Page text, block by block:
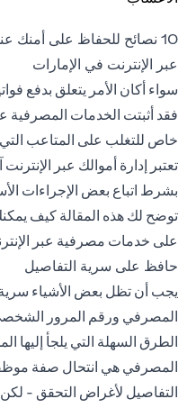
10 نصائح للحفاظ على
عبر الإنترنت في الإمارات
سواء أكان الأمر يتعلق بدفع
فقد أثبتت الخدمات المصرفية
خاص للتغلب على المتاعب
تعتبر إدارة أموالك عبر
بشرط اتباع بعض الإجراءات
توضح لك هذه المقالة كيف
على خدمات مصرفية عبر
حافظ على سرية التفاصيل
يجب أن تظل بعض الأشياء
الطرق السهلة التي يلجأ إليها
المصرفي هي انتحال صفة
التفاصيل لأغراض التحقق -